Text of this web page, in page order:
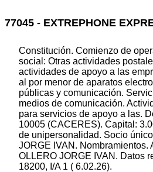
77045 - EXTREPHONE
Constitución. Comienzo de
social: Otras actividades
actividades de apoyo a las
al por menor de aparatos
públicas y comunicación.
medios de comunicación.
para servicios de apoyo a las.
10005 (CACERES). Capital:
de unipersonalidad. Socio
JORGE IVAN. Nombramientos.
OLLERO JORGE IVAN. Datos
18200, I/A 1 ( 6.02.26).